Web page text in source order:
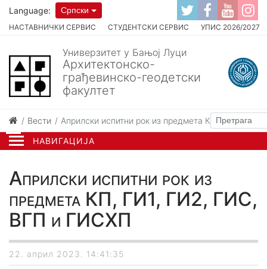
НАВИГАЦИЈА
НАСТАВНИЧКИ СЕРВИС СТУДЕНТСКИ СЕРВИС УПИС 2026/2027
Language: Српски
Универзитет у Бањој Луци
Архитектонско-
грађевинско-геодетски
факултет
Вести Априлски испитни рок из предмета КП, ГИ1,
Априлски испитни рок из
предмета КП, ГИ1, ГИ2, ГИС,
ВГП и ГИСХП
22. април 2023. 14:41:35